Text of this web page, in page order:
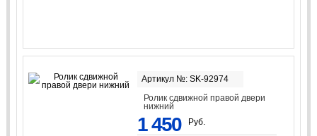
Артикул №: SK-92974
Ролик сдвижной правой двери
нижний
1 450 Руб.